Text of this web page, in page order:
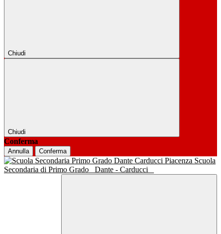
Chiudi
Chiudi
Conferma
Annulla Conferma
Scuola
Secondaria di Primo Grado
Dante - Carducci